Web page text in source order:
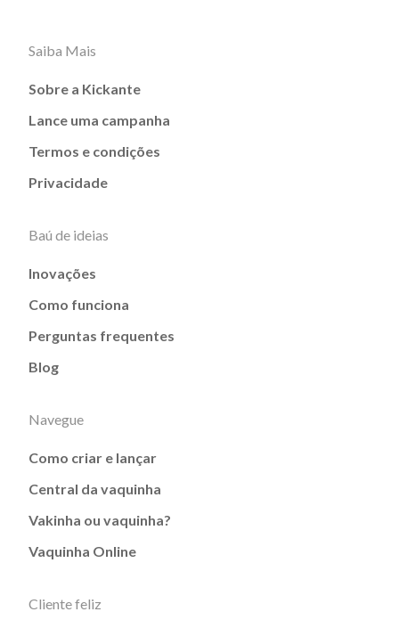
Saiba Mais
Sobre a Kickante
Lance uma campanha
Termos e condições
Privacidade
Baú de ideias
Inovações
Como funciona
Perguntas frequentes
Blog
Navegue
Como criar e lançar
Central da vaquinha
Vakinha ou vaquinha?
Vaquinha Online
Cliente feliz